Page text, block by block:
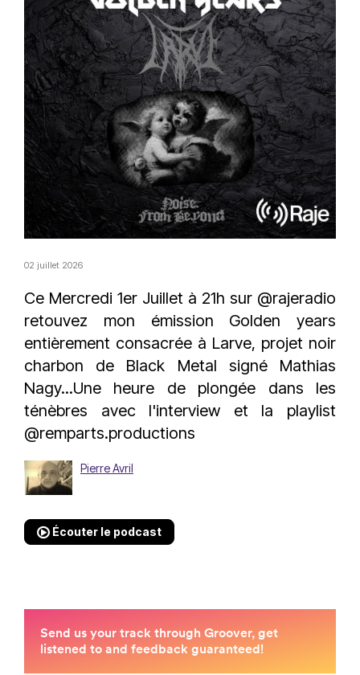
02 juillet 2026
Ce Mercredi 1er Juillet à 21h sur @rajeradio
retouvez mon émission Golden years
entièrement consacrée à Larve, projet noir
charbon de Black Metal signé Mathias
Nagy...Une heure de plongée dans les
ténèbres avec l'interview et la playlist
@remparts.productions
Pierre Avril
Écouter le podcast